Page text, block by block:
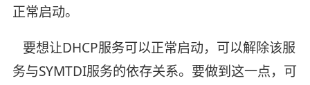
正常启动。
要想让DHCP服务可以正常启动，可以解除该服
务与SYMTDI服务的依存关系。要做到这一点，可